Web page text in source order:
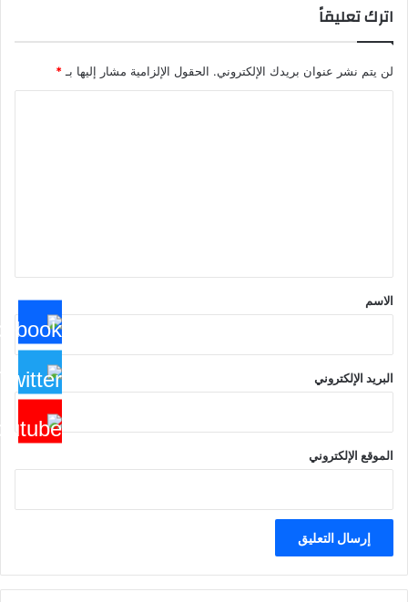
اترك تعليقاً
لن يتم نشر عنوان بريدك الإلكتروني. الحقول الإلزامية مشار إليها بـ *
*
الاسم
البريد الإلكتروني
الموقع الإلكتروني